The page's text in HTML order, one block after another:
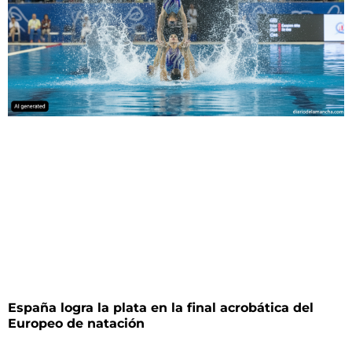
España logra la plata en la final acrobática del
Europeo de natación